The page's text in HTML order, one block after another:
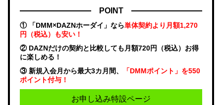
POINT
① 「DMM×DAZNホーダイ」なら単体契約より月額1,270
円（税込）も安い！
② DAZNだけの契約と比較しても月額720円（税込）お得
に楽しめる！
③ 新規入会月から最大3カ月間、
「DMMポイント」を550
ポイント付与！
お申し込み特設ページ